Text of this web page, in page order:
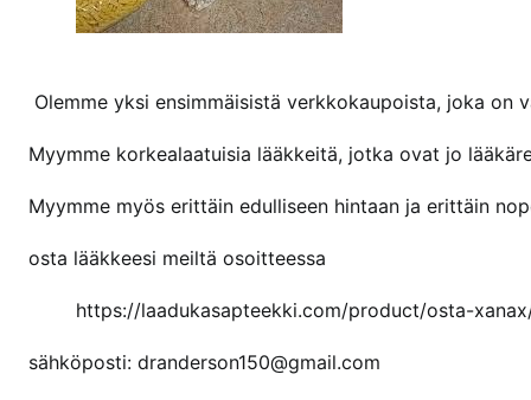
u
e
ä
e
x
Olemme yksi ensimmäisistä verkkokaupoista, joka on
Myymme korkealaatuisia lääkkeitä, jotka ovat jo
Myymme myös erittäin edulliseen hintaan ja erittäin
osta lääkkeesi meiltä osoitteessa
https://laadukasapteekki.com/product/osta-
sähköposti: dranderson150@gmail.com